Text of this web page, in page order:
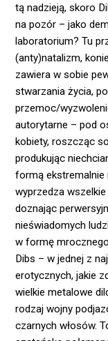
tą nadzieją, skoro
na pozór – jako
laboratorium? Tu
(anty)natalizm,
zawiera w sobie
stwarzania życia,
przemoc/
autorytarne – pod
kobiety, roszcząc
produkując
formą ekstremalnie
wyprzedza
doznając
nieświadomych
w formę
Dibs – w jednej z
erotycznych, jakie
wielkie metalowe
rodzaj wojny
czarnych włosów.